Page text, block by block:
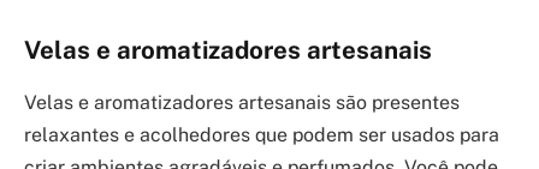
Velas e aromatizadores artesanais
Velas e aromatizadores artesanais são presentes
relaxantes e acolhedores que podem ser usados para